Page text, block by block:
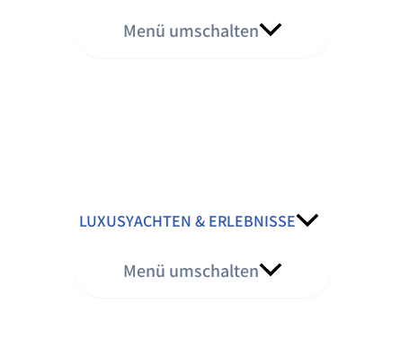
Menü umschalten
LUXUSYACHTEN & ERLEBNISSE
Menü umschalten